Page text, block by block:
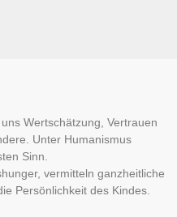
Wertschätzung, Vertrauen
Unter Humanismus
Sinn.
vermitteln ganzheitliche
Persönlichkeit des Kindes.